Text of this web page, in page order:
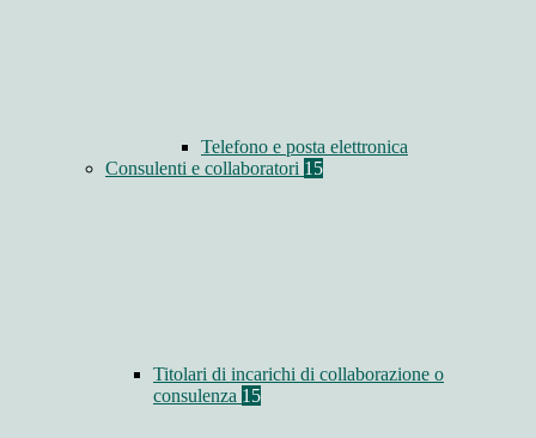
Telefono e posta elettronica
Consulenti e collaboratori 15
Titolari di incarichi di collaborazione o
consulenza 15